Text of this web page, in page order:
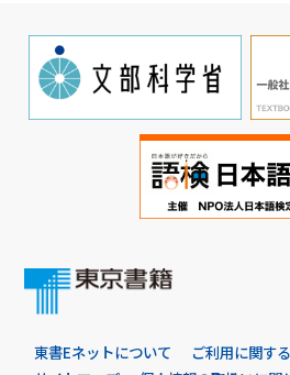
東書Eネットについて ご利用に関す